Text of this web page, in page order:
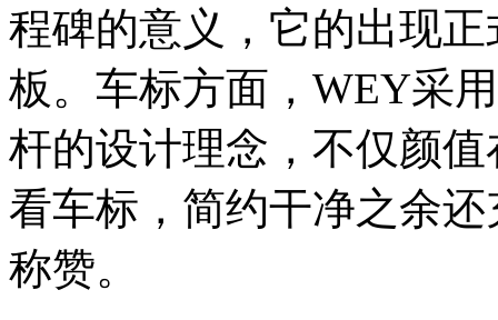
程碑的意义，它的出现
板。车标方面，WEY采
杆的设计理念，不仅颜
看车标，简约干净之余
称赞。